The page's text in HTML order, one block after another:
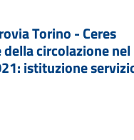
Torino - Ceres
circolazione nel
istituzione